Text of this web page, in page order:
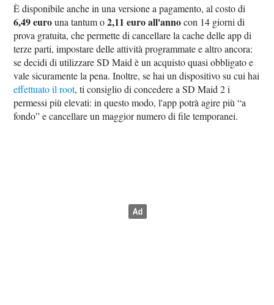
È disponibile anche in una versione a pagamento, al costo di
6,49 eurouna tantum o2,11 euro all'annocon 14 giorni di
prova gratuita, che permette di cancellare la cache delle app di
terze parti, impostare delle attività programmate e altro ancora:
se decidi di utilizzare SD Maid è un acquisto quasi obbligato e
vale sicuramente la pena. Inoltre, se hai un dispositivo su cui hai
effettuato il root, ti consiglio di concedere a SD Maid 2 i
permessi più elevati: in questo modo, l'app potrà agire più “a
fondo” e cancellare un maggior numero di file temporanei.